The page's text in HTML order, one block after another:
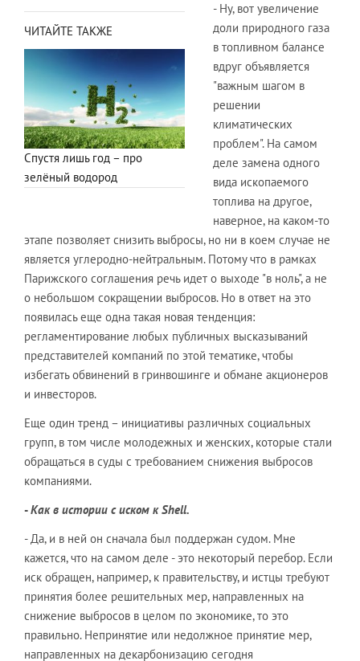
ЧИТАЙТЕ ТАКЖЕ
Спустя лишь год – про
зелёный водород
- Ну, вот увеличение
доли природного газа
в топливном балансе
вдруг объявляется
"важным шагом в
решении
климатических
проблем". На самом
деле замена одного
вида ископаемого
топлива на другое,
наверное, на каком-то
этапе позволяет снизить выбросы, но ни в коем случае не
является углеродно-нейтральным. Потому что в рамках
Парижского соглашения речь идет о выходе "в ноль", а не
о небольшом сокращении выбросов. Но в ответ на это
появилась еще одна такая новая тенденция:
регламентирование любых публичных высказываний
представителей компаний по этой тематике, чтобы
избегать обвинений в гринвошинге и обмане акционеров
и инвесторов.
Еще один тренд – инициативы различных социальных
групп, в том числе молодежных и женских, которые стали
обращаться в суды с требованием снижения выбросов
компаниями.
-Как в истории с иском к Shell.
- Да, и в ней он сначала был поддержан судом. Мне
кажется, что на самом деле - это некоторый перебор. Если
иск обращен, например, к правительству, и истцы требуют
принятия более решительных мер, направленных на
снижение выбросов в целом по экономике, то это
правильно. Непринятие или недолжное принятие мер,
направленных на декарбонизацию сегодня